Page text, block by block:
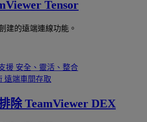
Tensor
建的遠端連線功能。
援 安全、靈活、整合
遠端車間存取
除 TeamViewer DEX